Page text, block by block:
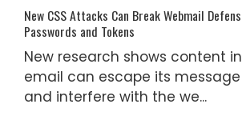
New CSS Attacks Can Break Webmail
Passwords and Tokens
New research shows content
email can escape its
and interfere with the we...